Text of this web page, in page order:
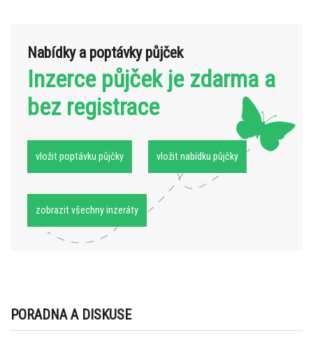
Nabídky a poptávky půjček
Inzerce půjček je zdarma a
bez registrace
vložit poptávku půjčky vložit nabídku půjčky
zobrazit všechny inzeráty
PORADNA A DISKUSE